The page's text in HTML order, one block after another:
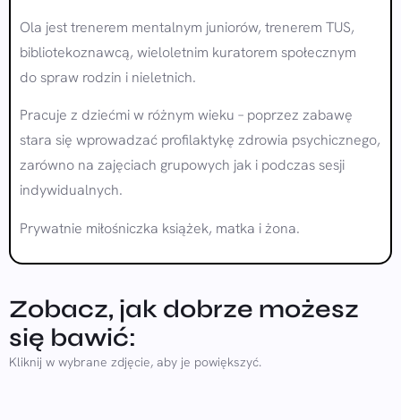
Ola jest trenerem mentalnym juniorów, trenerem TUS,
bibliotekoznawcą, wieloletnim kuratorem społecznym
do spraw rodzin i nieletnich.
Pracuje z dziećmi w różnym wieku – poprzez zabawę
stara się wprowadzać profilaktykę zdrowia psychicznego,
zarówno na zajęciach grupowych jak i podczas sesji
indywidualnych.
Prywatnie miłośniczka książek, matka i żona.
Zobacz, jak dobrze możesz
się bawić:
Kliknij w wybrane zdjęcie, aby je powiększyć.